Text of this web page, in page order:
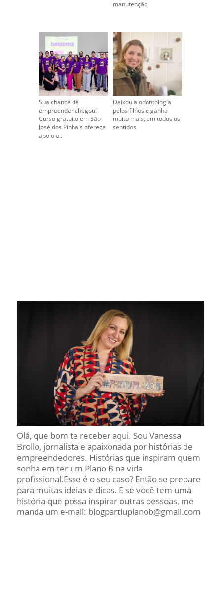
manutenção
Sua chance de
empreender chegou!
Curso gratuito em São
José dos Pinhais oferece
apoio e...
Deixou a odontologia
pelos filhos e ganha
muito mais, em todos os
sentidos
Olá, que bom te receber aqui. Sou Vanessa
Brollo, jornalista e apaixonada por histórias de
empreendedores. Histórias que inspiram quem
sonha em ter um Plano B na vida
profissional.Esse é o seu caso? Então se prepare
para muitas ideias e dicas. E se você tem uma
história que possa inspirar outras pessoas, me
manda um e-mail: blogpartiuplanob@gmail.com